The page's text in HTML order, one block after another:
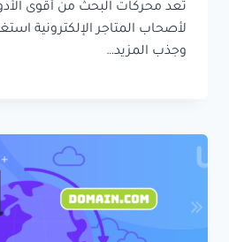
تعد محركات البحث من أقوى
لأصحاب المتاجر الإلكترونية
وجذب المزيد…